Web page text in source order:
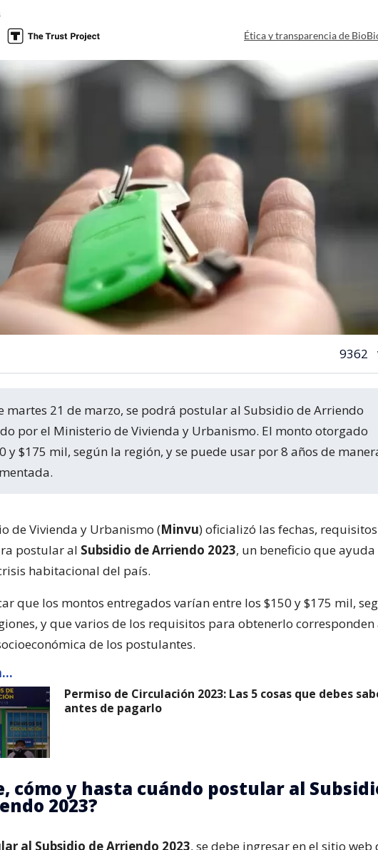
Ética y transparencia de
9362
por el Ministerio de Vivienda y Urbanismo. El monto otorgado
y $175 mil, según la región, y se puede usar por 8 años de
de Vivienda y Urbanismo (Minvu) oficializó las fechas,
postular al Subsidio de Arriendo 2023, un beneficio que ayuda
habitacional del país.
que los montos entregados varían entre los $150 y $175 mil,
y que varios de los requisitos para obtenerlo corresponden
de los postulantes.
Permiso de Circulación 2023: Las 5 cosas que debes
antes de pagarlo
cómo y hasta cuándo postular al
2023?
al Subsidio de Arriendo 2023, se debe ingresar en el sitio web